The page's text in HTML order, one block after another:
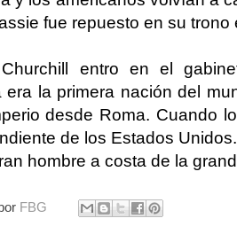
fue repuesto en su trono
entro en el
era la primera nación del
desde Roma. Cuando
de los Estados Unidos.
hombre a costa de la
FBG